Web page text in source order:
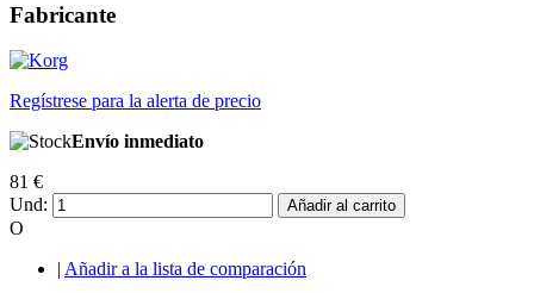
Fabricante
Regístrese para la alerta de precio
Envío inmediato
81 €
Und:
Añadir al carrito
O
| Añadir a la lista de comparación